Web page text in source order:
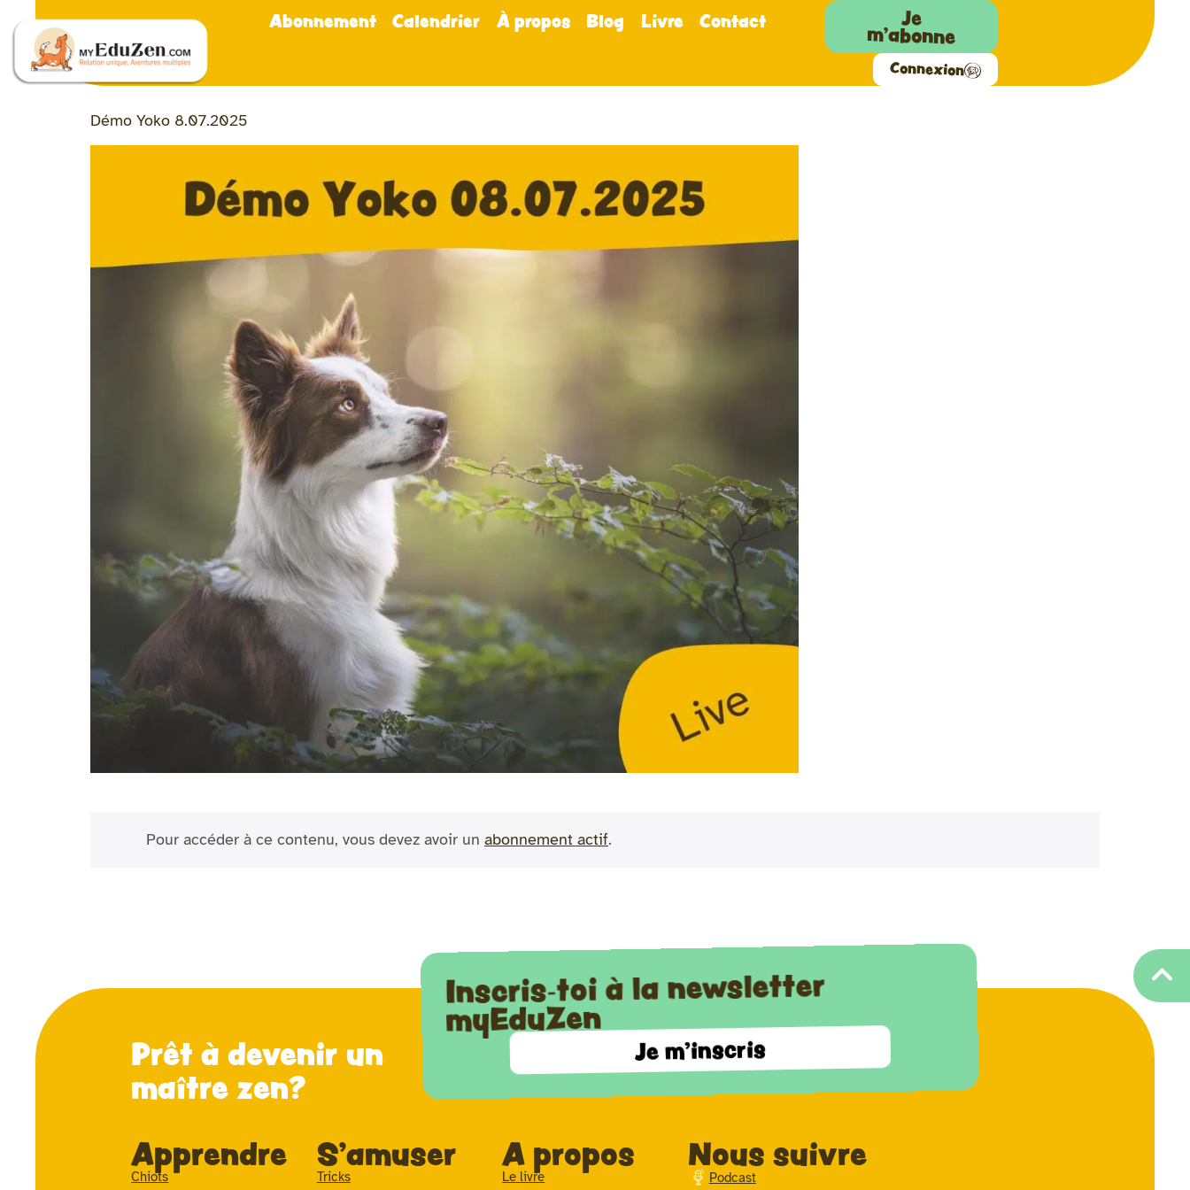
Abonnement Calendrier À propos Blog Livre Contact Je
m'abonne
Connexion
Démo Yoko 8.07.2025
Pour accéder à ce contenu, vous devez avoir un abonnement actif.
Prêt à devenir un
maître zen?
Inscris-toi à la newsletter
myEduZen
Je m'inscris
Apprendre
Chiots
S'amuser
Tricks
A propos
Le livre
Nous suivre
Podcast